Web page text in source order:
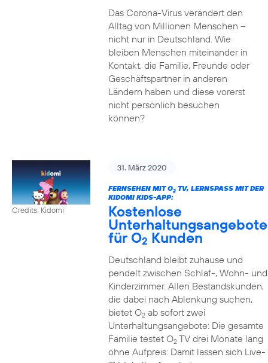
Das Corona-Virus verändert den
Alltag von Millionen Menschen –
nicht nur in Deutschland. Wie
bleiben Menschen miteinander in
Kontakt, die Familie, Freunde oder
Geschäftspartner in anderen
Ländern haben und diese vorerst
nicht persönlich besuchen
können?
Credits: Kidomi
31. März 2020
FERNSEHEN MIT O2TV, LERNSPASS MIT DER K
IDOMI KIDS-APP:
Kostenlose
Unterhaltungsangebote
für O2 Kunden
Deutschland bleibt zuhause und
pendelt zwischen Schlaf-, Wohn- und
Kinderzimmer. Allen Bestandskunden,
die dabei nach Ablenkung suchen,
bietet O2ab sofort zwei
Unterhaltungsangebote: Die gesamte
Familie testet O2TV drei Monate lang
ohne Aufpreis: Damit lassen sich Live-